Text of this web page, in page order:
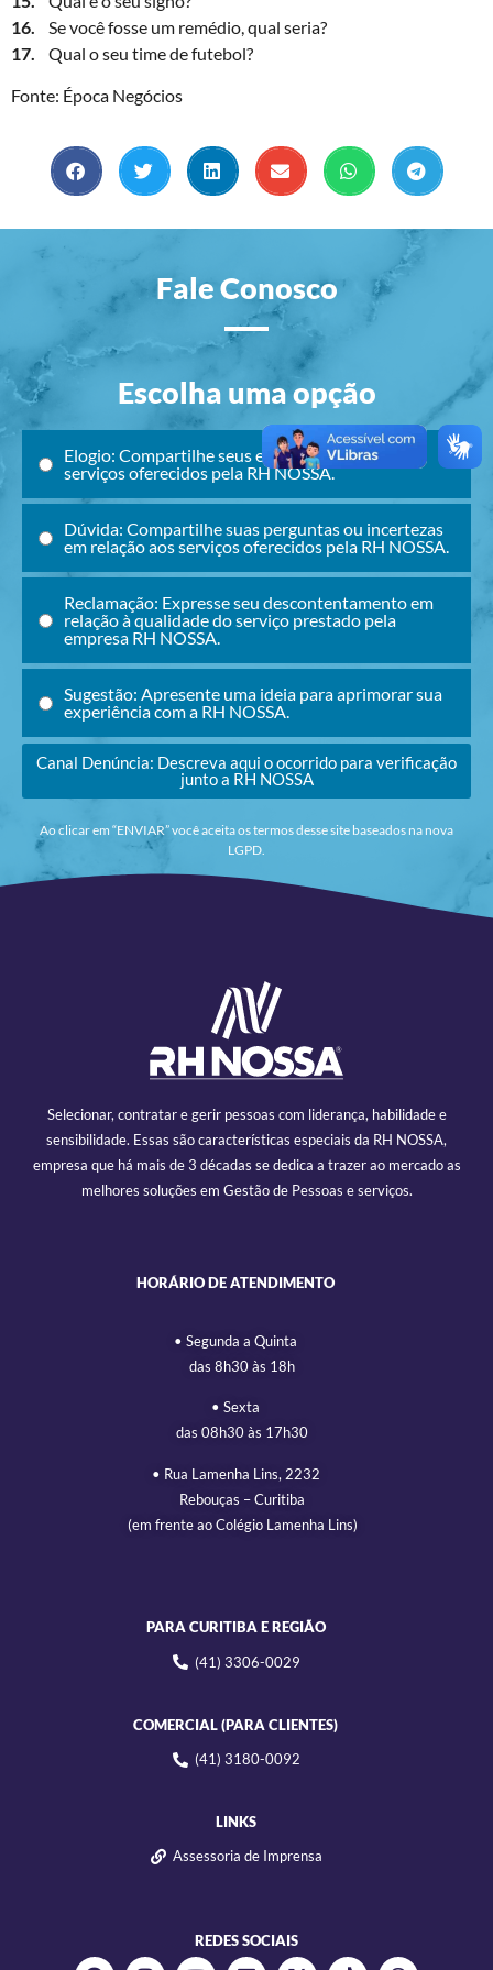
16. Se você fosse um remédio, qual seria?
17.
Qual o seu time de futebol?
Fonte: Época Negócios
Fale Conosco
Escolha uma opção
Elogio: Compartilhe seus elogios em relação aos
serviços oferecidos pela RH NOSSA.
Dúvida: Compartilhe suas perguntas ou incertezas
em relação aos serviços oferecidos pela RH NOSSA.
Reclamação: Expresse seu descontentamento em
relação à qualidade do serviço prestado pela
empresa RH NOSSA.
Sugestão: Apresente uma ideia para aprimorar sua
experiência com a RH NOSSA.
Canal Denúncia: Descreva aqui o ocorrido para verificação
junto a RH NOSSA
Ao clicar em “ENVIAR” você aceita os termos desse site baseados na nova
LGPD.
Selecionar, contratar e gerir pessoas com liderança, habilidade e
sensibilidade. Essas são características especiais da RH NOSSA,
empresa que há mais de 3 décadas se dedica a trazer ao mercado as
melhores soluções em Gestão de Pessoas e serviços.
HORÁRIO DE ATENDIMENTO
• Segunda a Quinta
das 8h30 às 18h
• Sexta
das 08h30 às 17h30
• Rua Lamenha Lins, 2232
Rebouças – Curitiba
(em frente ao Colégio Lamenha Lins)
PARA CURITIBA E REGIÃO
(41) 3306-0029
COMERCIAL (PARA CLIENTES)
(41) 3180-0092
LINKS
Assessoria de Imprensa
REDES SOCIAIS